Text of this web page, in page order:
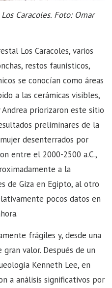
Caracoles. Foto: Omar
Los Caracoles, varios
restos faunísticos,
se conocían como áreas
a las cerámicas visibles,
Andrea priorizaron este sitio
preliminares de la
desenterrados por
entre el 2000-2500 a.C.,
a la
de Giza en Egipto, al otro
pocos datos en
frágiles y, desde una
valor. Después de un
Kenneth Lee, en
a análisis significativos por